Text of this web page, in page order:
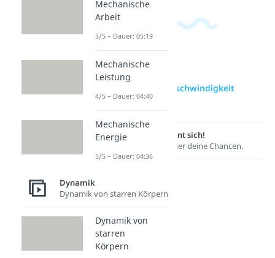
zur Videoseite:
Durchschnittsgeschwindigkeit
berechnen
Lernen lohnt sich!
Entdecke hier deine Chancen.
Mechanische
Arbeit
3/5 – Dauer: 05:19
Mechanische
Leistung
4/5 – Dauer: 04:40
Mechanische
Energie
5/5 – Dauer: 04:36
Dynamik
Dynamik von starren Körpern
Dynamik von
starren
Körpern